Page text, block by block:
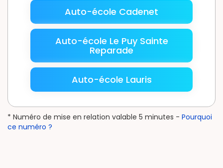
Auto-école Cadenet
Auto-école Le Puy Sainte
Reparade
Auto-école Lauris
* Numéro de mise en relation valable 5 minutes - Pourquoi
ce numéro ?